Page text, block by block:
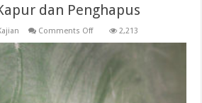
dan Penghapus
Comments Offon
Penghapus
2,213